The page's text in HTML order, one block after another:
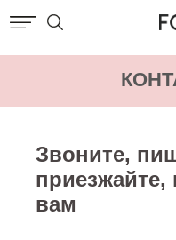
Звоните,
вам